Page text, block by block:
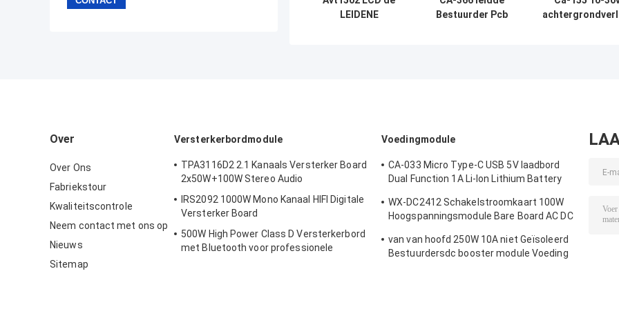
LEIDENE
Bestuurder Pcb
Over
Over Ons
Fabriekstour
Kwaliteitscontrole
Neem contact met ons op
Nieuws
Sitemap
Versterkerbordmodule
TPA3116D2 2.1 Kanaals Versterker Board
2x50W+100W Stereo Audio
IRS2092 1000W Mono Kanaal HIFI Digitale
Versterker Board
500W High Power Class D Versterkerbord
met Bluetooth voor professionele
Voedingmodule
CA-033 Micro Type-C USB 5V laadbord
Dual Function 1A Li-Ion Lithium Battery
Product
WX-DC2412 Schakelstroomkaart 100W
Hoogspanningsmodule Bare Board AC DC
van van hoofd 250W 10A niet Geïsoleerd
Bestuurdersdc booster module Voeding